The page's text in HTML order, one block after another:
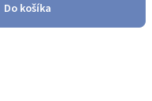
Do košíka